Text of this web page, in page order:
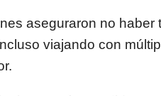
aseguraron no
viajando con